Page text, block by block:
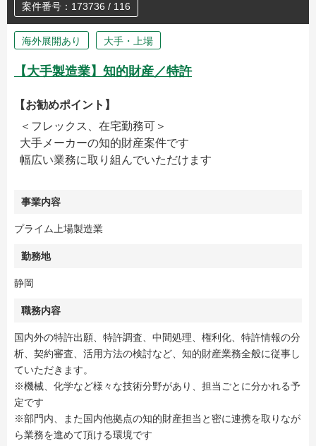
案件番号：173736 / 116
海外展開あり 大手・上場
【大手製造業】知的財産／特許
【お勧めポイント】
＜フレックス、在宅勤務可＞
大手メーカーの知的財産案件です
幅広い業務に取り組んでいただけます
事業内容
プライム上場製造業
勤務地
静岡
職務内容
国内外の特許出願、特許調査、中間処理、権利化、特許情報の分
析、契約審査、活用方法の検討など、知的財産業務全般に従事し
ていただきます。
※機械、化学など様々な技術分野があり、担当ごとに分かれる予
定です
※部門内、また国内他拠点の知的財産担当と密に連携を取りなが
ら業務を進めて頂ける環境です